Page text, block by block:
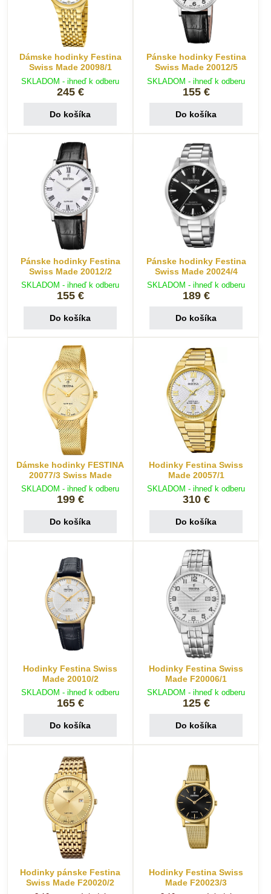
Dámske hodinky Festina
Swiss Made 20098/1
SKLADOM - ihneď k odberu
245 €
Do košíka
Pánske hodinky Festina
Swiss Made 20012/5
SKLADOM - ihneď k odberu
155 €
Do košíka
Pánske hodinky Festina
Swiss Made 20012/2
SKLADOM - ihneď k odberu
155 €
Do košíka
Pánske hodinky Festina
Swiss Made 20024/4
SKLADOM - ihneď k odberu
189 €
Do košíka
Dámske hodinky FESTINA
20077/3 Swiss Made
SKLADOM - ihneď k odberu
199 €
Do košíka
Hodinky Festina Swiss
Made 20057/1
SKLADOM - ihneď k odberu
310 €
Do košíka
Hodinky Festina Swiss
Made 20010/2
SKLADOM - ihneď k odberu
165 €
Do košíka
Hodinky Festina Swiss
Made F20006/1
SKLADOM - ihneď k odberu
125 €
Do košíka
Hodinky pánske Festina
Swiss Made F20020/2
Hodinky Festina Swiss
Made F20023/3